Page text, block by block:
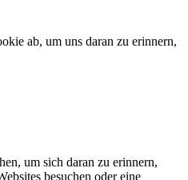
ab, um uns daran zu erinnern,
um sich daran zu erinnern,
besuchen oder eine